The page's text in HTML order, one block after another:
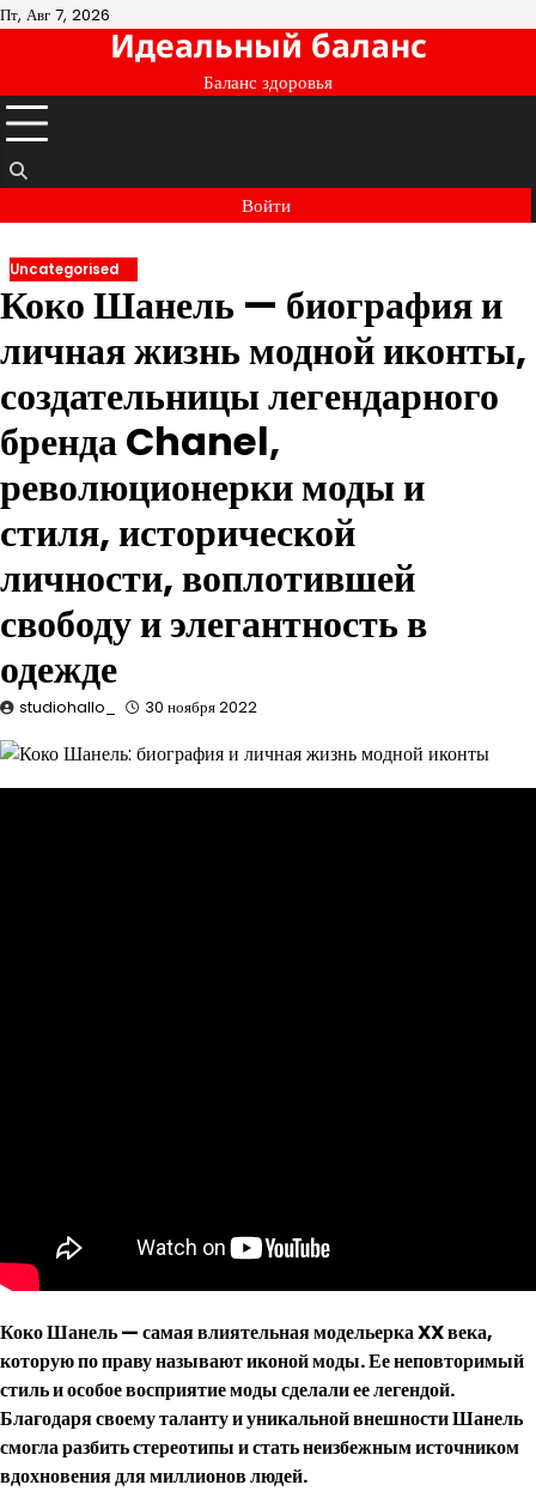
Перейти
Пт, Авг 7, 2026
Идеальный баланс
Баланс здоровья
Войти
Uncategorised
Коко Шанель — биография и
личная жизнь модной иконты,
создательницы легендарного
бренда Chanel,
революционерки моды и
стиля, исторической
личности, воплотившей
свободу и элегантность в
одежде
studiohallo_ 30 ноября 2022
Коко Шанель — самая влиятельная модельерка XX века,
которую по праву называют иконой моды. Ее неповторимый
стиль и особое восприятие моды сделали ее легендой.
Благодаря своему таланту и уникальной внешности Шанель
смогла разбить стереотипы и стать неизбежным источником
вдохновения для миллионов людей.